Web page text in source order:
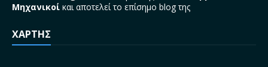
Μηχανικοί και αποτελεί το επίσημο blog της
ΧΑΡΤΗΣ